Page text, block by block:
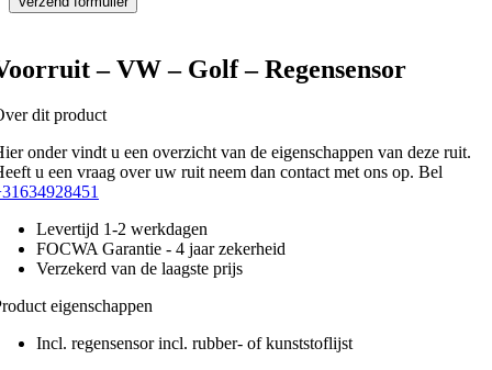
– VW – Golf – Regensensor
dit product
onder vindt u een overzicht van de eigenschappen van deze ruit.
u een vraag over uw ruit neem dan contact met ons op. Bel
Levertijd 1-2 werkdagen
FOCWA Garantie - 4 jaar zekerheid
Verzekerd van de laagste prijs
eigenschappen
Incl. regensensor incl. rubber- of kunststoflijst